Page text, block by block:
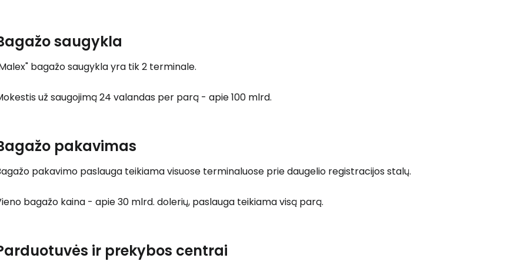
saugykla
bagažo saugykla yra tik 2 terminale.
už saugojimą 24 valandas per parą - apie 100 mlrd.
pakavimas
pakavimo paslauga teikiama visuose terminaluose prie daugelio registracijos stalų.
bagažo kaina - apie 30 mlrd. dolerių, paslauga teikiama visą parą.
ir prekybos centrai
Prisijunkite prie Cestee
... pasaulinė kelionių bendruomenė
Tęsti el. paštu